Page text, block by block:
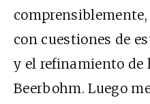
con cuestiones de
y el refinamiento de
Beerbohm. Luego